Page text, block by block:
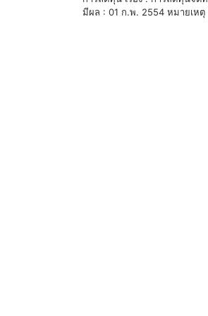
มีผล : 01 ก.พ. 2554 หมายเหตุ : ไ